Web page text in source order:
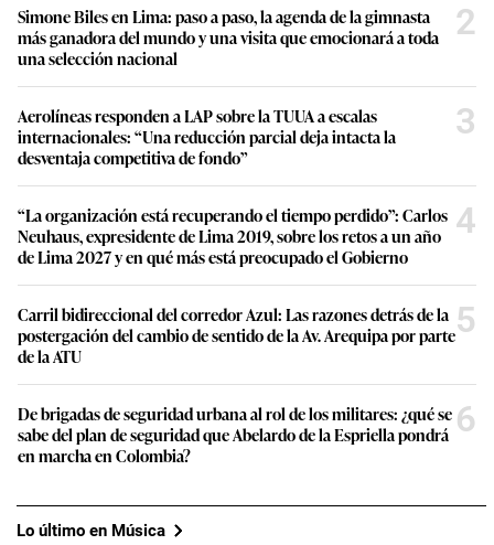
Simone Biles en Lima: paso a paso, la agenda de la gimnasta
más ganadora del mundo y una visita que emocionará a toda
una selección nacional
2
Aerolíneas responden a LAP sobre la TUUA a escalas
internacionales: “Una reducción parcial deja intacta la
desventaja competitiva de fondo”
3
“La organización está recuperando el tiempo perdido”: Carlos
Neuhaus, expresidente de Lima 2019, sobre los retos a un año
de Lima 2027 y en qué más está preocupado el Gobierno
4
Carril bidireccional del corredor Azul: Las razones detrás de la
postergación del cambio de sentido de la Av. Arequipa por parte
de la ATU
5
De brigadas de seguridad urbana al rol de los militares: ¿qué se
sabe del plan de seguridad que Abelardo de la Espriella pondrá
en marcha en Colombia?
6
Lo último en Música